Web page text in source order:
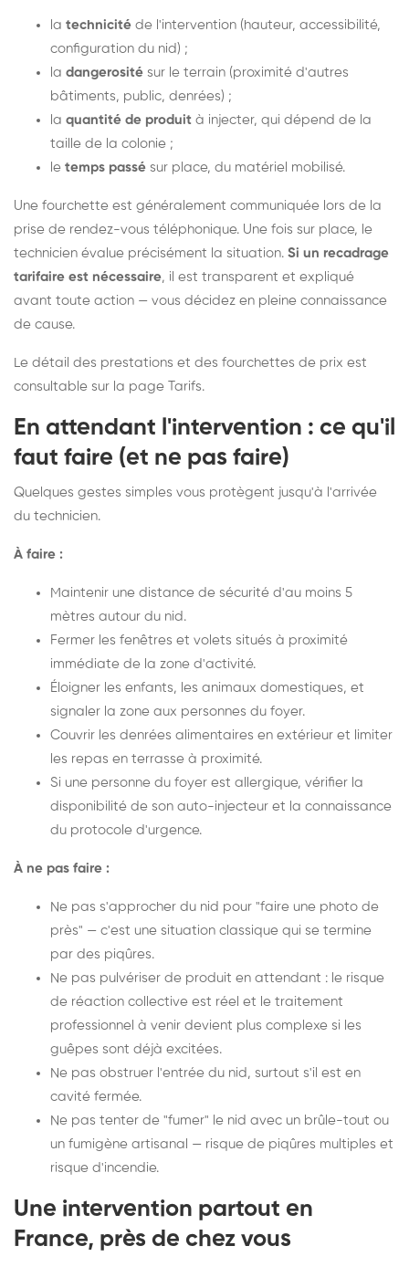
la technicité de l'intervention (hauteur, accessibilité,
configuration du nid) ;
la dangerosité sur le terrain (proximité d'autres
bâtiments, public, denrées) ;
la quantité de produit à injecter, qui dépend de la
taille de la colonie ;
le temps passé sur place, du matériel mobilisé.
Une fourchette est généralement communiquée lors de la
prise de rendez-vous téléphonique. Une fois sur place, le
technicien évalue précisément la situation. Si un recadrage
tarifaire est nécessaire, il est transparent et expliqué
avant toute action — vous décidez en pleine connaissance
de cause.
Le détail des prestations et des fourchettes de prix est
consultable sur la page Tarifs.
En attendant l'intervention : ce qu'il
faut faire (et ne pas faire)
Quelques gestes simples vous protègent jusqu'à l'arrivée
du technicien.
À faire :
Maintenir une distance de sécurité d'au moins 5
mètres autour du nid.
Fermer les fenêtres et volets situés à proximité
immédiate de la zone d'activité.
Éloigner les enfants, les animaux domestiques, et
signaler la zone aux personnes du foyer.
Couvrir les denrées alimentaires en extérieur et limiter
les repas en terrasse à proximité.
Si une personne du foyer est allergique, vérifier la
disponibilité de son auto-injecteur et la connaissance
du protocole d'urgence.
À ne pas faire :
Ne pas s'approcher du nid pour "faire une photo de
près" — c'est une situation classique qui se termine
par des piqûres.
Ne pas pulvériser de produit en attendant : le risque
de réaction collective est réel et le traitement
professionnel à venir devient plus complexe si les
guêpes sont déjà excitées.
Ne pas obstruer l'entrée du nid, surtout s'il est en
cavité fermée.
Ne pas tenter de "fumer" le nid avec un brûle-tout ou
un fumigène artisanal — risque de piqûres multiples et
risque d'incendie.
Une intervention partout en
France, près de chez vous